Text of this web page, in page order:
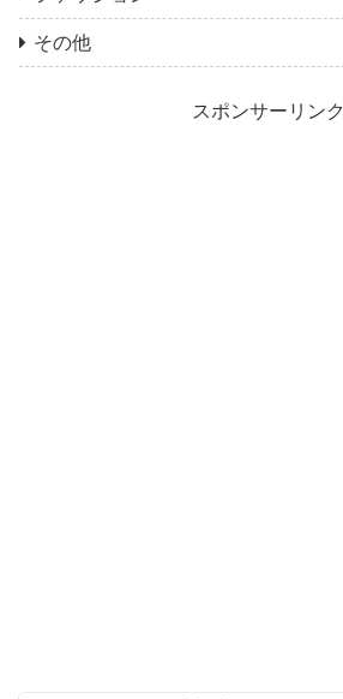
その他
スポンサーリンク